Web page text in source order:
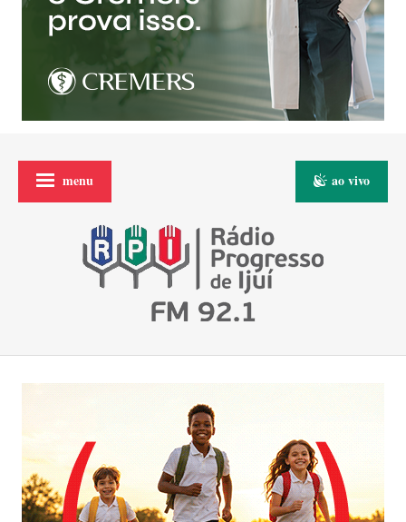
menu ao vivo